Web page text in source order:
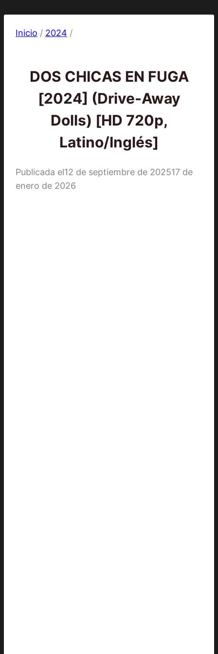
Inicio / 2024 /
DOS CHICAS EN FUGA
[2024] (Drive-Away
Dolls) [HD 720p,
Latino/Inglés]
Publicada el12 de septiembre de 202517 de
enero de 2026